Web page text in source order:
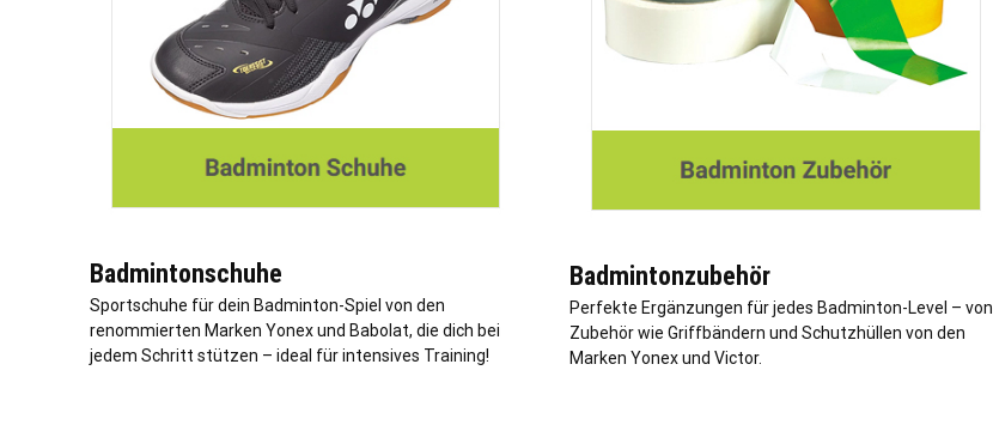
Badmintonschuhe
Sportschuhe für dein Badminton-Spiel von den
renommierten Marken Yonex und Babolat, die dich bei
jedem Schritt stützen – ideal für intensives Training!
Badmintonzubehör
Perfekte Ergänzungen für jedes Badminton-Level – von
Zubehör wie Griffbändern und Schutzhüllen von den
Marken Yonex und Victor.